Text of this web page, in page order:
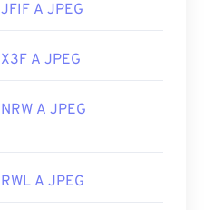
JFIF A JPEG
X3F A JPEG
NRW A JPEG
RWL A JPEG